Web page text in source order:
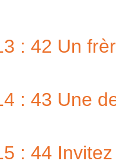
: 42 Un
: 43 Une
: 44